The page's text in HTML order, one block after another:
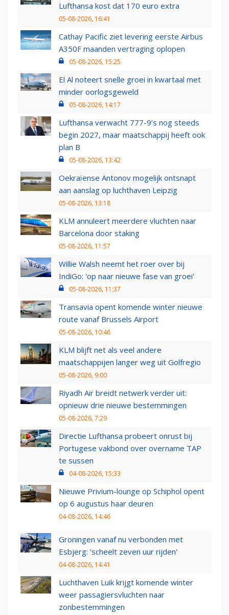
Lufthansa kost dat 170 euro extra
05-08-2026, 16:41
Cathay Pacific ziet levering eerste Airbus
A350F maanden vertraging oplopen
05-08-2026, 15:25
El Al noteert snelle groei in kwartaal met
minder oorlogsgeweld
05-08-2026, 14:17
Lufthansa verwacht 777-9’s nog steeds
begin 2027, maar maatschappij heeft ook
plan B
05-08-2026, 13:42
Oekraïense Antonov mogelijk ontsnapt
aan aanslag op luchthaven Leipzig
05-08-2026, 13:18
KLM annuleert meerdere vluchten naar
Barcelona door staking
05-08-2026, 11:57
Willie Walsh neemt het roer over bij
IndiGo: 'op naar nieuwe fase van groei'
05-08-2026, 11:37
Transavia opent komende winter nieuwe
route vanaf Brussels Airport
05-08-2026, 10:46
KLM blijft net als veel andere
maatschappijen langer weg uit Golfregio
05-08-2026, 9:00
Riyadh Air breidt netwerk verder uit:
opnieuw drie nieuwe bestemmingen
05-08-2026, 7:29
Directie Lufthansa probeert onrust bij
Portugese vakbond over overname TAP
te sussen
04-08-2026, 15:33
Nieuwe Privium-lounge op Schiphol opent
op 6 augustus haar deuren
04-08-2026, 14:46
Groningen vanaf nu verbonden met
Esbjerg: 'scheelt zeven uur rijden'
04-08-2026, 14:41
Luchthaven Luik krijgt komende winter
weer passagiersvluchten naar
zonbestemmingen